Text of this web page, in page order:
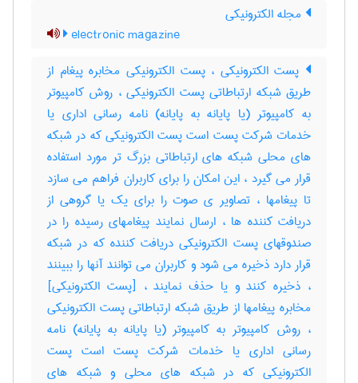
مجله الکترونیکی
electronic magazine
پست الکترونیکی ، پست الکترونیکی مخابره پیغام از
طریق شبکه ارتباطاتی پست الکترونیکی ، روش کامپیوتر
به کامپیوتر (یا پایانه به پایانه) نامه رسانی اداری یا
خدمات شرکت پست است پست الکترونیکی که در شبکه
های محلی شبکه های ارتباطاتی بزرگ تر مورد استفاده
قرار می گیرد ، این امکان را برای کاربران فراهم می سازد
تا پیغامها ، تصاویر ی صوت را برای یک یا گروهی از
دریافت کننده ها ، ارسال نمایند پیغامهای رسیده را در
صندوقهای پست الکترونیکی دریافت کننده که در شبکه
قرار دارد ذخیره می شود و کاربران می توانند آنها را ببینند
، ذخیره کنند و یا حذف نمایند ، [پست الکترونیکی]
مخابره پیغامها از طریق شبکه ارتباطاتی پست الکترونیکی
، روش کامپیوتر به کامپیوتر (یا پایانه به پایانه) نامه
رسانی اداری یا خدمات شرکت پست است پست
الکترونیکی که در شبکه های محلی و شبکه های